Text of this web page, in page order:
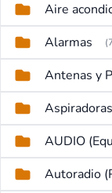
Aire
Alarmas
Antenas y
Aspiradoras